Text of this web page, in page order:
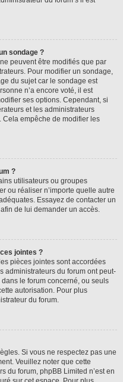
sondage ?
peuvent être modifiés que par
Pour modifier un sondage,
du sujet car le sondage est
n’a encore voté, il est
ses options. Cependant, si
et les administrateurs
empêche de modifier les
?
utilisateurs ou groupes
ou réaliser n’importe quelle autre
Essayez de contacter un
de lui demander un accès.
jointes ?
pièces jointes sont accordées
administrateurs du forum ont peut-
le forum concerné, ou seuls
autorisation. Pour plus
du forum.
Si vous ne respectez pas une
Veuillez noter que cette
du forum, phpBB Limited n’est en